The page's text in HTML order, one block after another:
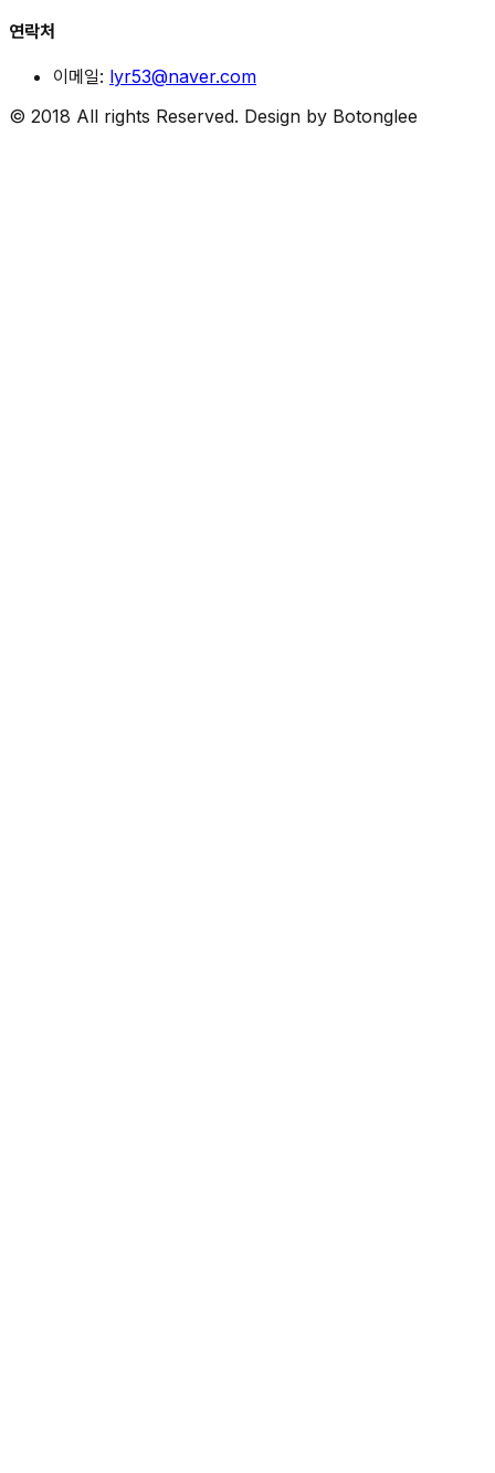
연락처
이메일: lyr53@naver.com
© 2018 All rights Reserved. Design by Botonglee